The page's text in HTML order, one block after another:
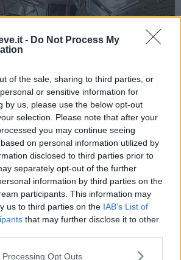
- Do Not Process My
of the sale, sharing to third parties, or
or sensitive information for
by us, please use the below opt-out
selection. Please note that after your
you may continue seeing
on personal information utilized by
disclosed to third parties prior to
separately opt-out of the further
information by third parties on the
participants. This information may
us to third parties on the IAB’s List of
that may further disclose it to other
Opt Outs
di Zhangjiajie-Wulingyuan - foto Blue L
e negli aeroporti cinesi così come nei
i biglietti di ingresso sono ormai solovirtuali
di identità
del visitatore: dopo
il proprio documento su un lettore e si
mostrare tagliandi cartacei o QRcode.
per le cabinovie e l'ascensore Bailong